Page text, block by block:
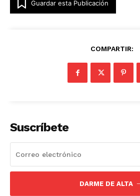
Guardar esta Publicación
COMPARTIR:
Suscríbete
DARME DE ALTA